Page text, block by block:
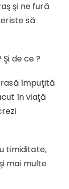
şi ne fură
să
de ce ?
împuţită
în viaţă
timiditate,
mai multe